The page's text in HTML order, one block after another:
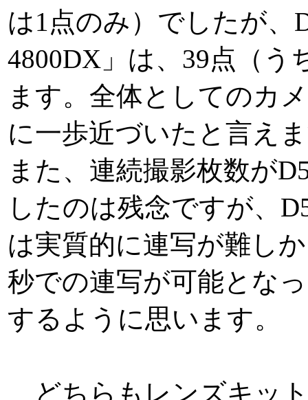
は1点のみ）でしたが、
4800DX」は、39点（
ます。全体としてのカ
に一歩近づいたと言え
また、連続撮影枚数が
したのは残念ですが、
は実質的に連写が難し
秒での連写が可能とな
するように思います。
どちらもレンズキッ